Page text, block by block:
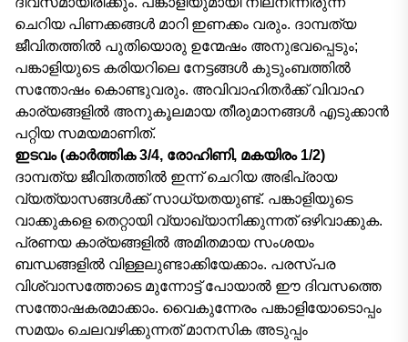
ചെറിയ പിണക്കങ്ങൾ മാറി ഇണക്കം വരും. ദാമ്പത്യ
ജീവിതത്തിൽ പുതിയൊരു ഉന്മേഷം അനുഭവപ്പെടും;
പങ്കാളിയുടെ കരിയറിലെ നേട്ടങ്ങൾ കുടുംബത്തിൽ
സന്തോഷം കൊണ്ടുവരും. അവിവാഹിതർക്ക് വിവാഹ
കാര്യങ്ങളിൽ അനുകൂലമായ തീരുമാനങ്ങൾ എടുക്കാൻ
പറ്റിയ സമയമാണിത്.
ഇടവം (കാർത്തിക 3/4, രോഹിണി, മകയിരം 1/2)
ദാമ്പത്യ ജീവിതത്തിൽ ഇന്ന് ചെറിയ അഭിപ്രായ
വ്യത്യാസങ്ങൾക്ക് സാധ്യതയുണ്ട്. പങ്കാളിയുടെ
വാക്കുകളെ തെറ്റായി വ്യാഖ്യാനിക്കുന്നത് ഒഴിവാക്കുക.
പ്രണയ കാര്യങ്ങളിൽ അമിതമായ സംശയം
ബന്ധങ്ങളിൽ വിള്ളലുണ്ടാക്കിയേക്കാം. പരസ്പര
വിശ്വാസത്തോടെ മുന്നോട്ട് പോയാൽ ഈ ദിവസത്തെ
സന്തോഷകരമാക്കാം. വൈകുന്നേരം പങ്കാളിയോടൊപ്പം
സമയം ചെലവഴിക്കുന്നത് മാനസിക അടുപ്പം